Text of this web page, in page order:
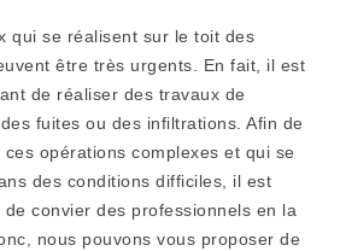
qui se réalisent sur le toit des
être très urgents. En fait, il est
de réaliser des travaux de
fuites ou des infiltrations. Afin de
ces opérations complexes et qui se
des conditions difficiles, il est
de convier des professionnels en la
nous pouvons vous proposer de